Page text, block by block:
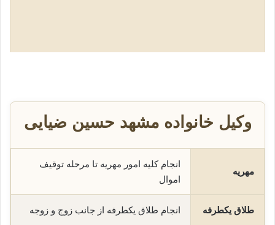
وکیل خانواده مشهد حسین ضیایی
مهریه
انجام کلیه امور مهریه تا مرحله توقیف
اموال
طلاق یکطرفه انجام طلاق یکطرفه از جانب زوج و زوجه